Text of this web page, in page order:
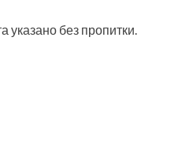
указано без пропитки.